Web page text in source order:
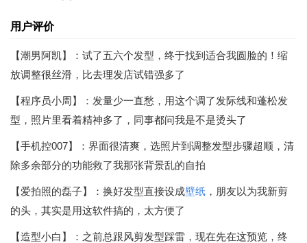
用户评价
【潮男阿凯】：试了五六个发型，终于找到适合我圆脸的！缩
放调整很丝滑，比去理发店试错强多了
【程序员小周】：发量少一直愁，用这个调了发际线和蓬松发
型，照片里看着精神多了，同事都问我是不是烫头了
【手机控007】：界面很清爽，选照片到调整发型步骤超顺，清
除多余部分的功能救了我那张背景乱的自拍
【爱拍照的磊子】：换好发型直接设成壁纸 ，朋友以为我新剪
的头，其实是用这软件搞的，太方便了
【造型小白】：之前总跟风剪发型踩雷，现在先在这预览，终